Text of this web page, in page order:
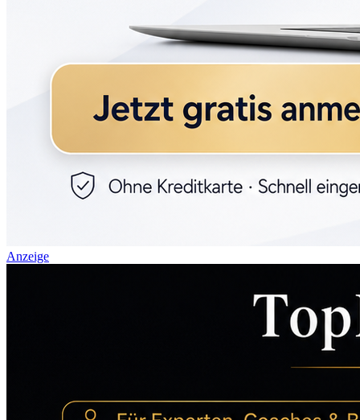
Anzeige